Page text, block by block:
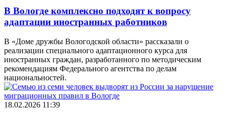
В Вологде комплексно подходят к вопросу
адаптации иностранных работников
В «Доме дружбы Вологодской области» рассказали о
реализации специального адаптационного курса для
иностранных граждан, разработанного по методическим
рекомендациям Федерального агентства по делам
национальностей.
18.02.2026 11:39